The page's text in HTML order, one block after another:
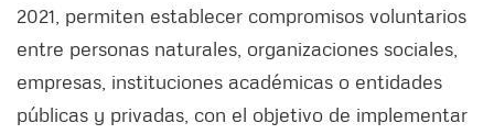
2021, permiten establecer compromisos voluntarios
entre personas naturales, organizaciones sociales,
empresas, instituciones académicas o entidades
públicas y privadas, con el objetivo de implementar